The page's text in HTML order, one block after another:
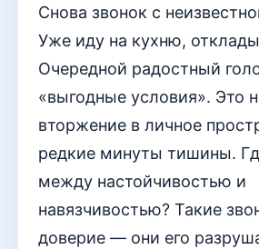
Снова звонок с
Уже иду на кухню,
Очередной радостный
«выгодные условия». Это
вторжение в личное
редкие минуты тишины.
между настойчивостью и
навязчивостью? Такие
доверие — они его